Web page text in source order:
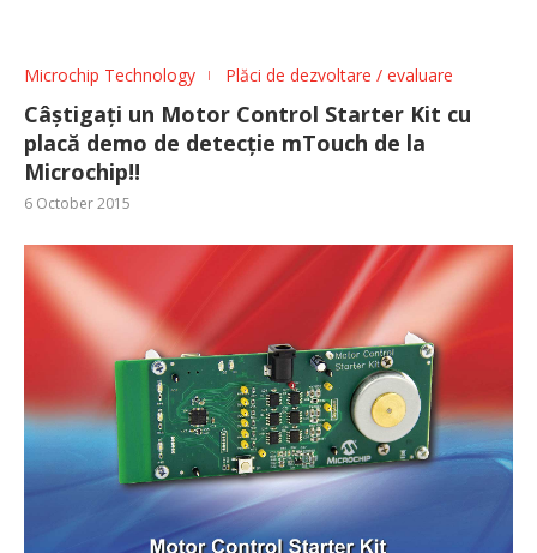
Microchip Technology Plăci de dezvoltare / evaluare
Câștigați un Motor Control Starter Kit cu
placă demo de detecție mTouch de la
Microchip!!
6 October 2015